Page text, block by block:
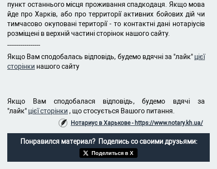
пункт останнього місця проживання спадкодаця. Якщо мова
йде про Харків, або про территорії активних бойових дій чи
тимчасово окуповані території - то контактні дані нотаріусів
розміщені в верхній частині сторінок нашого сайту.
-----------------
Якщо Вам сподобалась відповідь, будемо вдячні за "лайк" цієї
сторінки нашого сайту
Якщо Вам сподобалася відповідь, будемо вдячі за
"лайк" цієї сторінки , що стосується Вашого питання.
Нотариус в Харькове - https://www.notary.kh.ua/
Понравился материал? Поделись со своими друзьями:
Поделиться в X